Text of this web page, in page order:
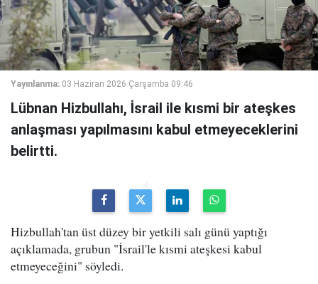
Yayınlanma: 03 Haziran 2026 Çarşamba 09:46
Lübnan Hizbullahı, İsrail ile kısmi bir ateşkes
anlaşması yapılmasını kabul etmeyeceklerini
belirtti.
Hizbullah'tan üst düzey bir yetkili salı günü yaptığı
açıklamada, grubun "İsrail'le kısmi ateşkesi kabul
etmeyeceğini" söyledi.